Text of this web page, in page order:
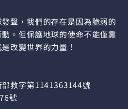
聲，我們的存在是因為脆弱的
。但保護地球的使命不能僅靠
改變世界的力量！
救字第1141363144號
號